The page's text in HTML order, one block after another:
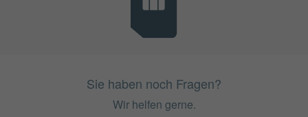
Sie haben noch Fragen?
Wir helfen gerne.